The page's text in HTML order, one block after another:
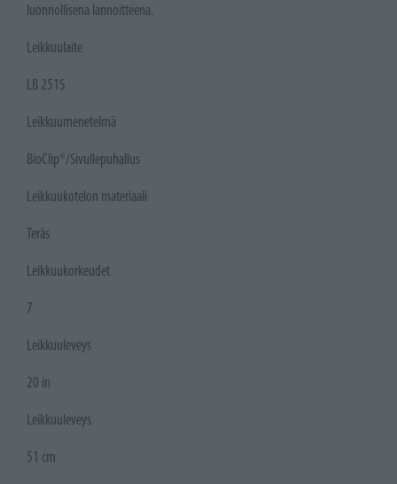
luonnollisena lannoitteena.
Leikkuulaite
LB 251S
Leikkuumenetelmä
BioClip®/Sivullepuhallus
Leikkuukotelon materiaali
Teräs
Leikkuukorkeudet
7
Leikkuuleveys
20 in
Leikkuuleveys
51 cm